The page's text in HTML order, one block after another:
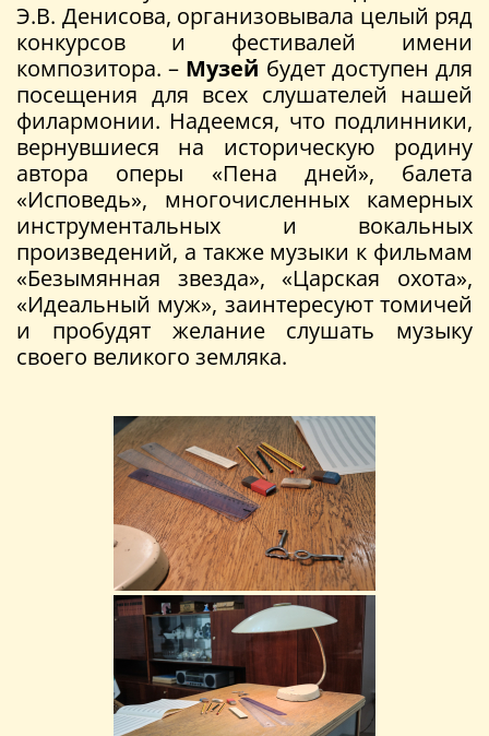
Э.В. Денисова, организовывала целый ряд
конкурсов и фестивалей имени
композитора. – Музей будет доступен для
посещения для всех слушателей нашей
филармонии. Надеемся, что подлинники,
вернувшиеся на историческую родину
автора оперы «Пена дней», балета
«Исповедь», многочисленных камерных
инструментальных и вокальных
произведений, а также музыки к фильмам
«Безымянная звезда», «Царская охота»,
«Идеальный муж», заинтересуют томичей
и пробудят желание слушать музыку
своего великого земляка.